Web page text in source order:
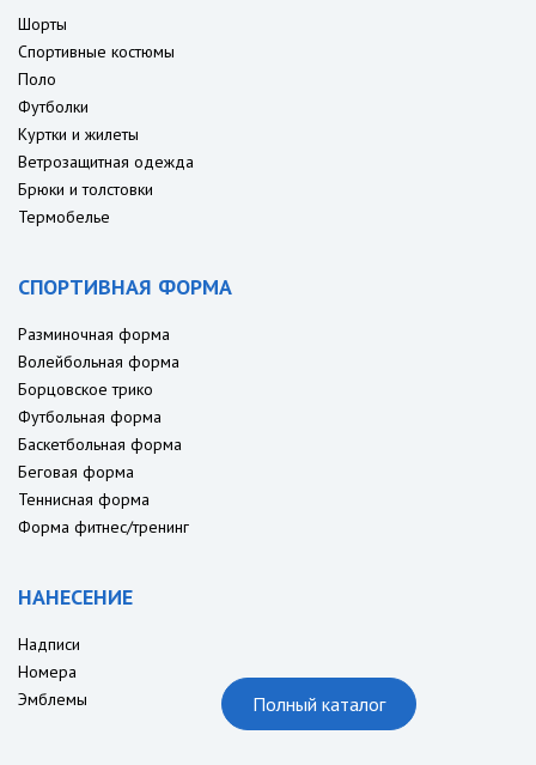
Шорты
Спортивные костюмы
Поло
Футболки
Куртки и жилеты
Ветрозащитная одежда
Брюки и толстовки
Термобелье
СПОРТИВНАЯ ФОРМА
Разминочная форма
Волейбольная форма
Борцовское трико
Футбольная форма
Баскетбольная форма
Беговая форма
Теннисная форма
Форма фитнес/тренинг
НАНЕСЕНИЕ
Надписи
Номера
Эмблемы
Полный каталог